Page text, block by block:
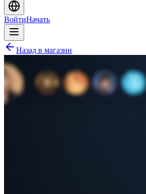
ВойтиНачать
Назад в магазин